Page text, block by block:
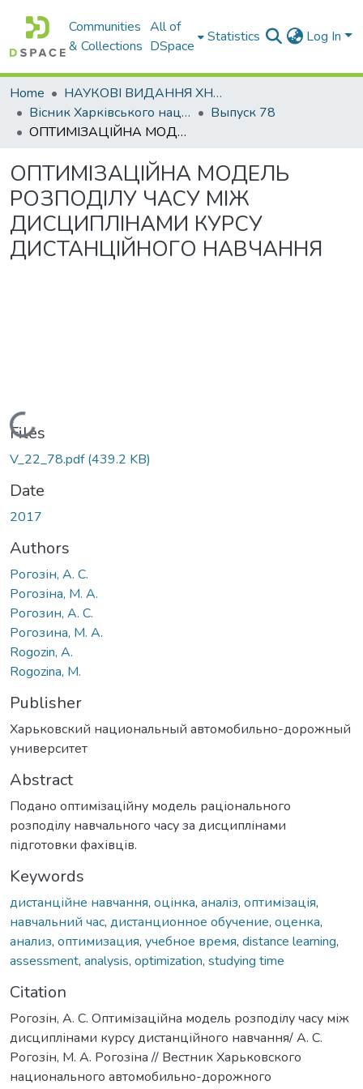
Communities
& Collections
All of
DSpace
Statistics Log In
Home
НАУКОВІ ВИДАННЯ ХНАДУ
Вісник Харківського національного автомобільно-дорожнього університету / Вестник Харьковского национального автомобильно-дорожного университета
Выпуск 78
ОПТИМІЗАЦІЙНА МОДЕЛЬ РОЗПОДІЛУ ЧАСУ МІЖ ДИСЦИПЛІНАМИ КУРСУ ДИСТАНЦІЙНОГО НАВЧАННЯ
ОПТИМІЗАЦІЙНА МОДЕЛЬ
РОЗПОДІЛУ ЧАСУ МІЖ
ДИСЦИПЛІНАМИ КУРСУ
ДИСТАНЦІЙНОГО НАВЧАННЯ
Loading...
Files
V_22_78.pdf(439.2 KB)
Date
2017
Authors
Рогозін, А. С.
Рогозіна, М. А.
Рогозин, А. С.
Рогозина, М. А.
Rogozin, A.
Rogozinа, M.
Publisher
Харьковский национальный автомобильно-дорожный
университет
Abstract
Подано оптимізаційну модель раціонального
розподілу навчального часу за дисциплінами
підготовки фахівців.
Keywords
дистанційне навчання, оцінка, аналіз, оптимізація,
навчальний час, дистанционное обучение, оценка,
анализ, оптимизация, учебное время, distance learning,
assessment, analysis, optimization, studying time
Citation
Рогозін, А. С. Оптимізаційна модель розподілу часу між
дисциплінами курсу дистанційного навчання/ А. С.
Рогозін, М. А. Рогозіна // Вестник Харьковского
национального автомобильно-дорожного